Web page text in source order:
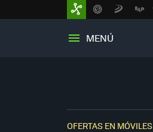
MENÚ
OFERTAS EN MÓVILES